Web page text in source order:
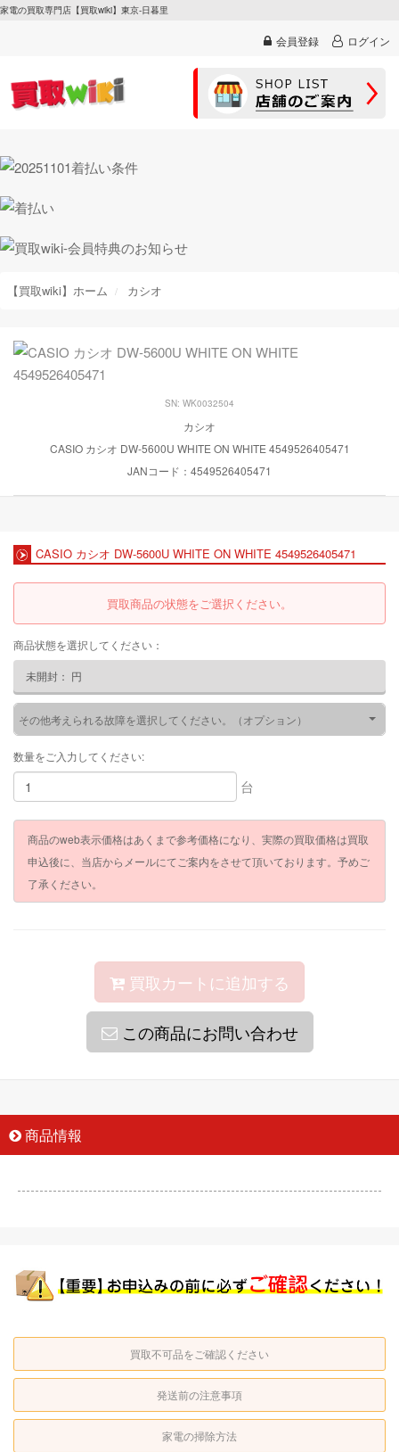
家電の買取専門店【買取wiki】東京-日暮里
会員登録 ログイン
【買取wiki】ホーム カシオ
SN: WK0032504
カシオ
CASIO カシオ DW-5600U WHITE ON WHITE 4549526405471
JANコード：4549526405471
CASIO カシオ DW-5600U WHITE ON WHITE 4549526405471
買取商品の状態をご選択ください。
商品状態を選択してください：
未開封： 円
その他考えられる故障を選択してください。（オプション）
数量をご入力してください:
台
商品のweb表示価格はあくまで参考価格になり、実際の買取価格は買取
申込後に、当店からメールにてご案内をさせて頂いております。予めご
了承ください。
買取カートに追加する
この商品にお問い合わせ
商品情報
買取不可品をご確認ください
発送前の注意事項
家電の掃除方法